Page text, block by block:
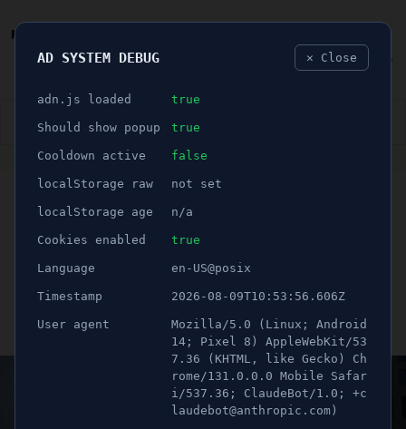
👮🏻‍♂️ BLÅLJUS ÅSIKTER SPORT
ANNONS
Efter väntan: Tre nya
restauranger på väg till
Maren
Publicerad 31 maj 2026 08:00
Uppdaterad 21 juni 2026 04:56
AD SYSTEM DEBUG ✕ Close
adn.js loaded true
Should show popup true
Cooldown active false
localStorage raw not set
localStorage age n/a
Cookies enabled true
Language en-US@posix
Timestamp 2026-08-09T10:53:56.606Z
User agent
Mozilla/5.0 (Linux; Android
14; Pixel 8) AppleWebKit/53
7.36 (KHTML, like Gecko) Ch
rome/131.0.0.0 Mobile Safar
i/537.36; ClaudeBot/1.0; +c
laudebot@anthropic.com)